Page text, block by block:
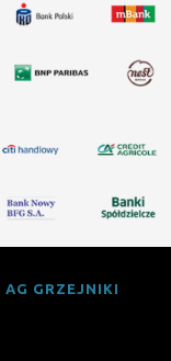
AG GRZEJNIKI